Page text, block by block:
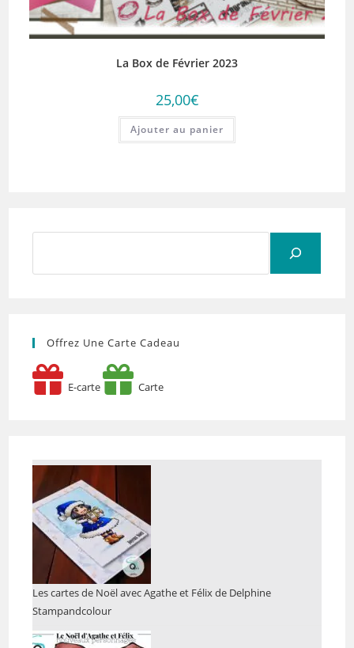
La Box de Février 2023
25,00€
Ajouter au panier
Offrez Une Carte Cadeau
E-carte Carte
Les cartes de Noël avec Agathe et Félix de Delphine
Stampandcolour